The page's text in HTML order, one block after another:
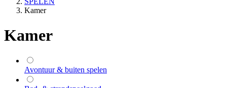
Kamer
Kamer
Avontuur & buiten spelen